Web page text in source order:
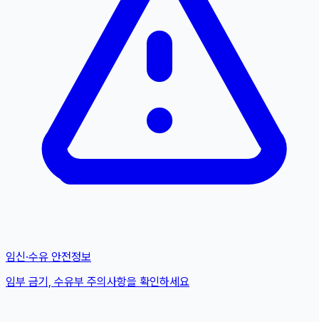
임신·수유 안전정보
임부 금기, 수유부 주의사항을 확인하세요